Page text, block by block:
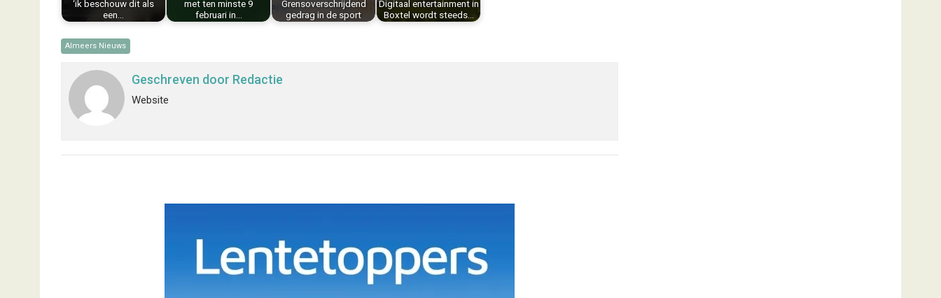
‘ik beschouw dit als
een…
met ten minste 9
februari in…
Grensoverschrijdend
gedrag in de sport
Digitaal entertainment in
Boxtel wordt steeds…
Almeers Nieuws
Geschreven door Redactie
Website